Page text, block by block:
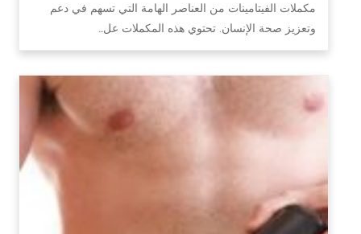
مكملات الفيتامينات من العناصر الهامة التي تسهم في دعم
وتعزيز صحة الإنسان. تحتوي هذه المكملات عل…